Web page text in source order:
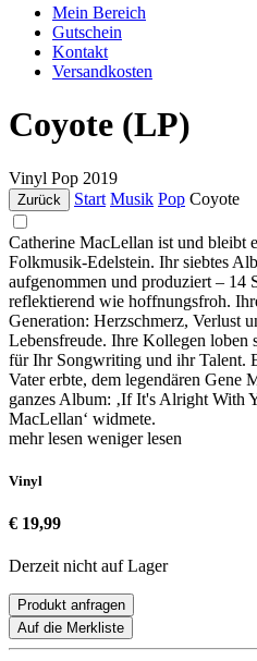
Mein Bereich
Gutschein
Kontakt
Versandkosten
Coyote (LP)
Vinyl Pop 2019
Zurück Start Musik Pop Coyote
Catherine MacLellan ist und bleibt
Folkmusik-Edelstein. Ihr siebtes
aufgenommen und produziert – 14
reflektierend wie hoffnungsfroh.
Generation: Herzschmerz, Verlust
Lebensfreude. Ihre Kollegen loben
für Ihr Songwriting und ihr Talent.
Vater erbte, dem legendären Gene
ganzes Album: ‚If It's Alright With
MacLellan‘ widmete.
mehr lesen weniger lesen
Vinyl
€ 19,99
Derzeit nicht auf Lager
Produkt anfragen
Auf die Merkliste